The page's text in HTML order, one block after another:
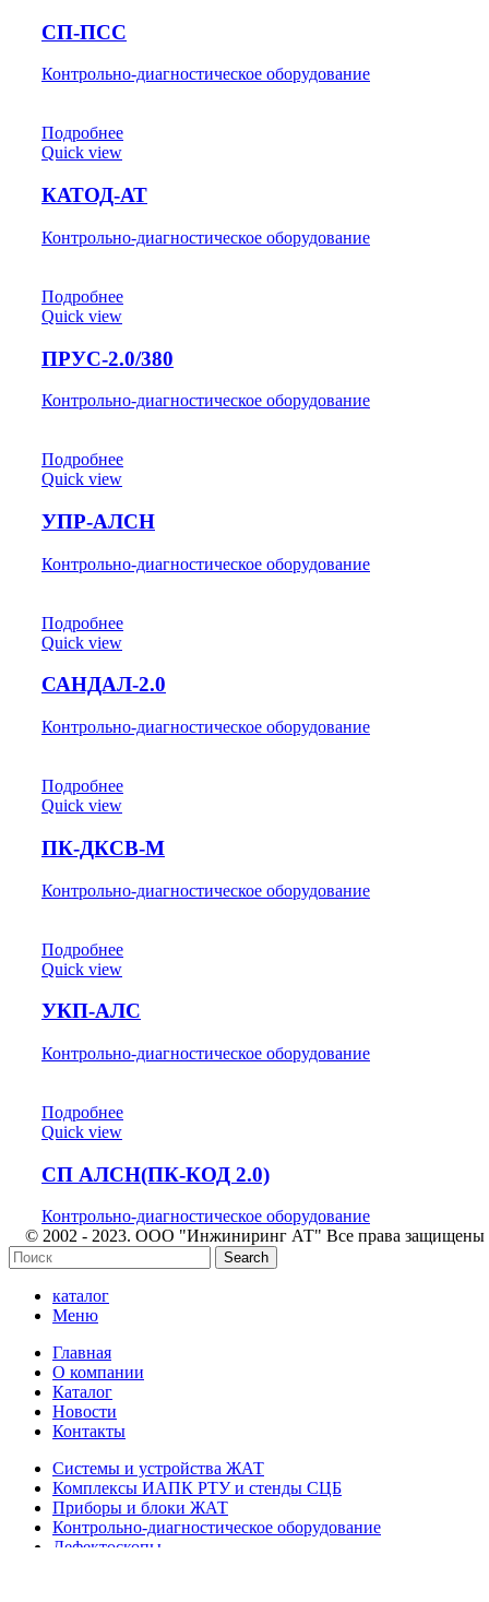
СП-ПСС
Контрольно-диагностическое оборудование
Подробнее
Quick view
КАТОД-АТ
Контрольно-диагностическое оборудование
Подробнее
Quick view
ПРУС-2.0/380
Контрольно-диагностическое оборудование
Подробнее
Quick view
УПР-АЛСН
Контрольно-диагностическое оборудование
Подробнее
Quick view
САНДАЛ-2.0
Контрольно-диагностическое оборудование
Подробнее
Quick view
ПК-ДКСВ-М
Контрольно-диагностическое оборудование
Подробнее
Quick view
УКП-АЛС
Контрольно-диагностическое оборудование
Подробнее
Quick view
СП АЛСН(ПК-КОД 2.0)
Контрольно-диагностическое оборудование
© 2002 - 2023. ООО "Инжиниринг АТ" Все права защищены
Search
каталог
Меню
Главная
О компании
Каталог
Новости
Контакты
Системы и устройства ЖАТ
Комплексы ИАПК РТУ и стенды СЦБ
Приборы и блоки ЖАТ
Контрольно-диагностическое оборудование
Дефектоскопы